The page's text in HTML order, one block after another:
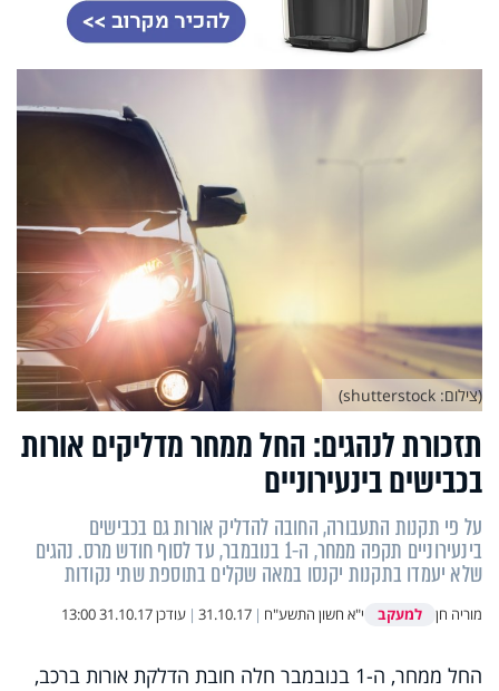
תזכורת לנהגים: החל ממחר מדליקים אורות
בכבישים בינעירוניים
על פי תקנות התעבורה, החובה להדליק אורות גם בכבישים
בינעירוניים תקפה ממחר, ה-1 בנובמבר, עד לסוף חודש מרס. נהגים
שלא יעמדו בתקנות יקנסו במאה שקלים בתוספת שתי נקודות
מוריה חן למעקב י"א חשון התשע"ח |
31.10.17
| עודכן31.10.17 13:00
(צילום: shutterstock)
החל ממחר, ה-1 בנובמבר חלה חובת הדלקת אורות ברכב,